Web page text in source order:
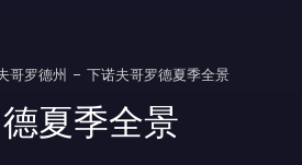
哥罗德州 下诺夫哥罗德夏季全景
德夏季全景